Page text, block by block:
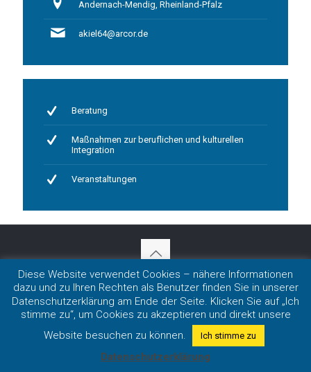
Andernach-Mendig, Rheinland-Pfalz
akiel64@arcor.de
Beratung
Maßnahmen zur beruflichen und kulturellen
Integration
Veranstaltungen
Impressum
Datenschutz
Copyright 2020 LmDR e.V. in Nordrhein-Westfalen
Diese Website verwendet Cookies – nähere Informationen
dazu und zu Ihren Rechten als Benutzer finden Sie in unserer
Datenschutzerklärung am Ende der Seite. Klicken Sie auf „Ich
stimme zu“, um Cookies zu akzeptieren und direkt unsere
Website besuchen zu können.
Ich stimme zu
Datenschutzerklärung